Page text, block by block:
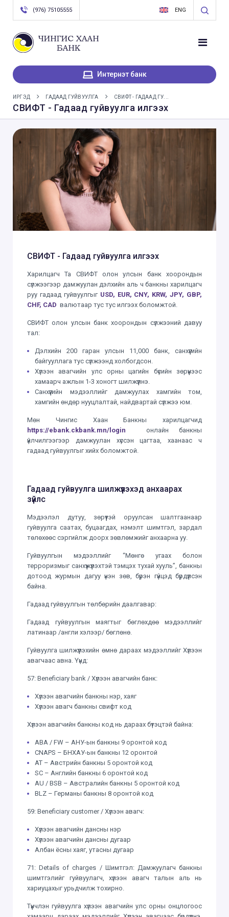
ENG
(976) 75105555
Интернэт банк
ИРГЭД ГАДААД ГУЙВУУЛГА СВИФТ - ГАДААД ГУ...
СВИФТ - Гадаад гуйвуулга илгээх
СВИФТ - Гадаад гуйвуулга илгээх
Харилцагч Та СВИФТ олон улсын банк хоорондын
сүлжээгээр дамжуулан дэлхийн аль ч банкны харилцагч
руу гадаад гуйвуулгыг USD, EUR, CNY, KRW, JPY, GBP,
CHF, CAD валютаар тус тус илгээх боломжтой.
СВИФТ олон улсын банк хоорондын сүлжээний давуу
тал:
Дэлхийн 200 гаран улсын 11,000 банк, санхүүгийн
байгууллага тус сүлжээнд холбогдсон.
Хүлээн авагчийн улс орны цагийн бүсийн зөрүүнээс
хамаарч ажлын 1-3 хоногт шилжүүлнэ.
Санхүүгийн мэдээллийг дамжуулах хамгийн том,
хамгийн өндөр нууцлалтай, найдвартай сүлжээ юм.
Мөн Чингис Хаан Банкны харилцагчид
https://ebank.ckbank.mn/login онлайн банкны
үйлчилгээгээр дамжуулан хүссэн цагтаа, хаанаас ч
гадаад гуйвуулгыг хийх боломжтой.
Гадаад гуйвуулга шилжүүлэхэд анхаарах
зүйлс
Мэдээлэл дутуу, зөрүүтэй оруулсан шалтгаанаар
гуйвуулга саатах, буцаагдах, нэмэлт шимтгэл, зардал
төлөхөөс сэргийлж доорх зөвлөмжийг анхаарна уу.
Гуйвуулгын мэдээллийг “Мөнгө угаах болон
терроризмыг санхүүжүүлэхтэй тэмцэх тухай хууль”, банкны
дотоод журмын дагуу үнэн зөв, бүрэн гүйцэд бүрдүүлсэн
байна.
Гадаад гуйвуулгын төлбөрийн даалгавар:
Гадаад гуйвуулгын маягтыг бөглөхдөө мэдээллийг
латинаар /англи хэлээр/ бөглөнө.
Гуйвуулга шилжүүлэхийн өмнө дараах мэдээллийг Хүлээн
авагчаас авна. Үүнд:
57: Beneficiary bank / Хүлээн авагчийн банк:
Хүлээн авагчийн банкны нэр, хаяг
Хүлээн авагч банкны свифт код
Хүлээн авагчийн банкны код нь дараах бүтэцтэй байна:
ABA / FW – АНУ-ын банкны 9 оронтой код
CNAPS – БНХАУ-ын банкны 12 оронтой
AT – Австрийн банкны 5 оронтой код
SC – Английн банкны 6 оронтой код
AU / BSB – Австралийн банкны 5 оронтой код
BLZ – Германы банкны 8 оронтой код
59: Beneficiary customer / Хүлээн авагч:
Хүлээн авагчийн дансны нэр
Хүлээн авагчийн дансны дугаар
Албан ёсны хаяг, утасны дугаар
71: Details of charges / Шимтгэл: Дамжуулагч банкны
шимтгэлийг гуйвуулагч, хүлээн авагч талын аль нь
хариуцахыг урьдчилж тохирно.
Түүнчлэн гуйвуулга хүлээн авагчийн улс орны онцлогоос